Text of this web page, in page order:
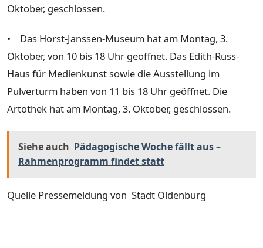
Oktober, geschlossen.
• Das Horst-Janssen-Museum hat am Montag, 3.
Oktober, von 10 bis 18 Uhr geöffnet. Das Edith-Russ-
Haus für Medienkunst sowie die Ausstellung im
Pulverturm haben von 11 bis 18 Uhr geöffnet. Die
Artothek hat am Montag, 3. Oktober, geschlossen.
Siehe auch Pädagogische Woche fällt aus –
Rahmenprogramm findet statt
Quelle Pressemeldung von Stadt Oldenburg